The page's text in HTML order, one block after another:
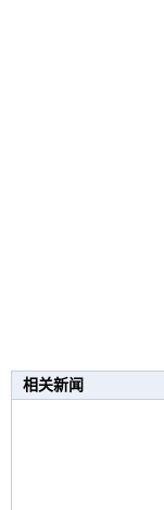
相关新闻